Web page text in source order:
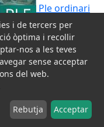
Ple ordinari
i de tercers per
òptima i recollir
nos a les teves
sense acceptar
del web.
Rebutja Acceptar